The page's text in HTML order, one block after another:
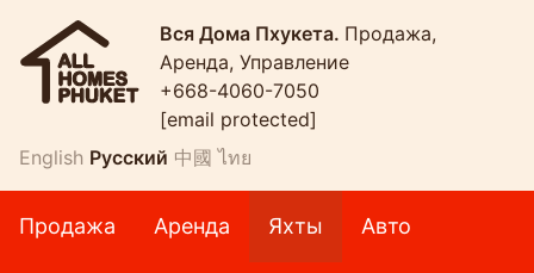
Вся Дома Пхукета. Продажа,
Аренда, Управление
+668-4060-7050
[email protected]
English Русский 中國 ไทย
Продажа Аренда Яхты Авто